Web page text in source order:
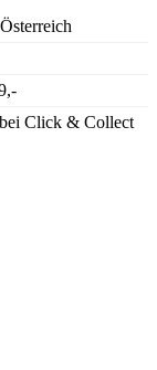
Click & Collect